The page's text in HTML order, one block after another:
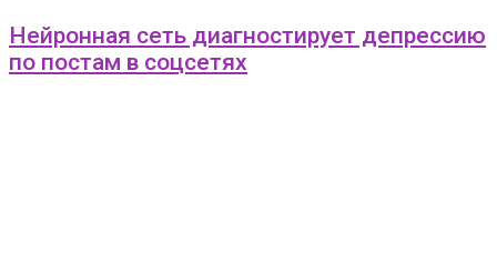
Нейронная сеть диагностирует депрессию
по постам в соцсетях